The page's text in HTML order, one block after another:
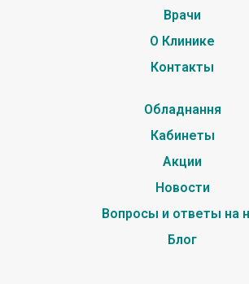
Врачи
О Клинике
Контакты
Обладнання
Кабинеты
Акции
Новости
Вопросы и ответы на
Блог